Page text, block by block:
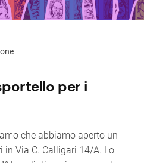
per i
che abbiamo aperto un
in Via C. Calligari 14/A. Lo